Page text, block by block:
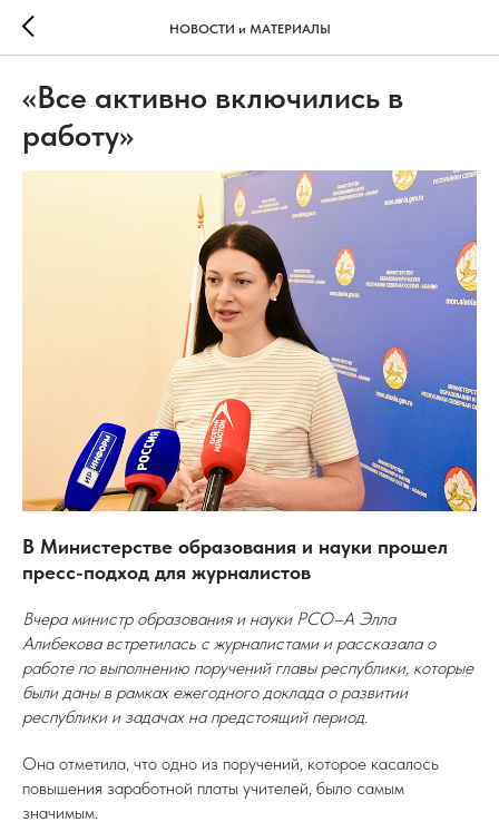
НОВОСТИ и МАТЕРИАЛЫ
«Все активно включились в
работу»
В Министерстве образования и науки прошел
пресс-подход для журналистов
Вчера министр образования и науки РСО–А Элла
Алибекова встретилась с журналистами и рассказала о
работе по выполнению поручений главы республики, которые
были даны в рамках ежегодного доклада о развитии
республики и задачах на предстоящий период.
Она отметила, что одно из поручений, которое касалось
повышения заработной платы учителей, было самым
значимым.